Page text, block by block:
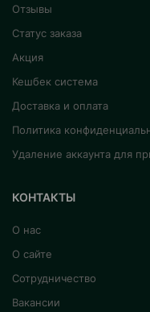
Отзывы
Статус заказа
Акция
Кешбек система
Доставка и оплата
Политика
Удаление аккаунта для
КОНТАКТЫ
О нас
О сайте
Сотрудничество
Вакансии